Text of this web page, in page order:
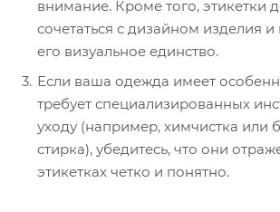
внимание. Кроме того, этикетки
сочетаться с дизайном изделия
его визуальное единство.
Если ваша одежда имеет
требует специализированных
уходу (например, химчистка или
стирка), убедитесь, что они
этикетках четко и понятно.